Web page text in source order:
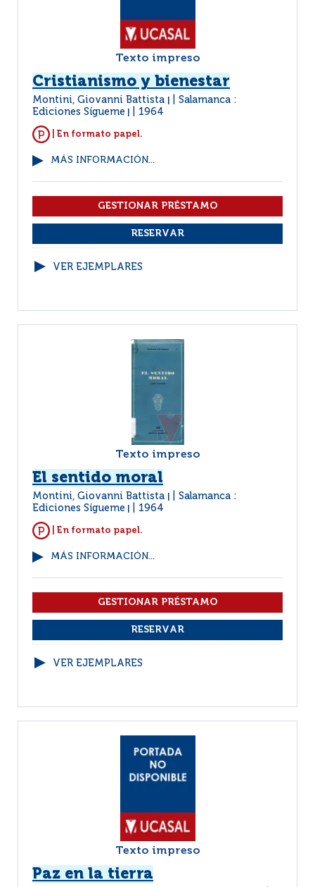
Texto impreso
Cristianismo y bienestar
Montini, Giovanni Battista
Salamanca :
Ediciones Sígueme
1964
| En formato papel.
MÁS INFORMACIÓN...
VER EJEMPLARES
Texto impreso
El sentido moral
Montini, Giovanni Battista
Salamanca :
Ediciones Sígueme
1964
| En formato papel.
MÁS INFORMACIÓN...
VER EJEMPLARES
Texto impreso
Paz en la tierra